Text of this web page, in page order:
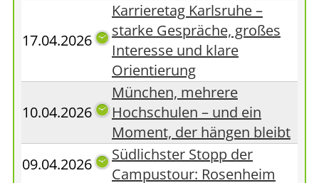
17.04.2026
Karrieretag Karlsruhe –
starke Gespräche, großes
Interesse und klare
Orientierung
10.04.2026
München, mehrere
Hochschulen – und ein
Moment, der hängen bleibt
09.04.2026
Südlichster Stopp der
Campustour: Rosenheim